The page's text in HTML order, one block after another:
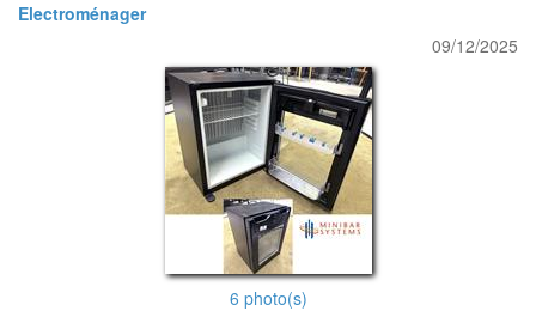
Electroménager
09/12/2025
6 photo(s)